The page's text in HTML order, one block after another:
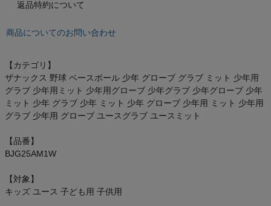
インフィット INFIT
サックス SAXX
オン On
スポーツマリオTOP
ベースボールマリオ（野球商品）
返品特約について
商品についてのお問い合わせ
【カテゴリ】
ザナックス 野球 ベースボール 少年 グローブ グラブ ミット 少年用
グラブ 少年用ミット 少年用グローブ 少年グラブ 少年グローブ 少年
ミット 少年 グラブ 少年 ミット 少年 グローブ 少年用 ミット 少年用
グラブ 少年用 グローブ ユースグラブ ユースミット
【品番】
BJG25AM1W
【対象】
キッズ ユース 子ども用 子供用